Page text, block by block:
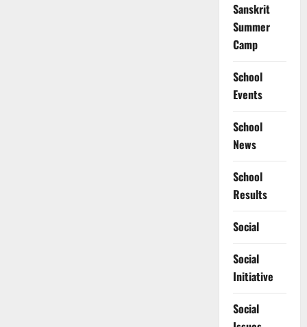
Sanskrit
Summer
Camp
School
Events
School
News
School
Results
Social
Social
Initiative
Social